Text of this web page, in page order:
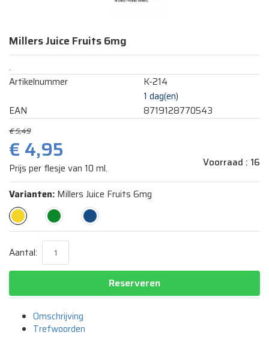
Millers Juice Fruits 6mg
.
Artikelnummer
K-214
1 dag(en)
EAN
8719128770543
€ 5,49
€ 4,95
Prijs per flesje van 10 ml. Voorraad : 16
Varianten: Millers Juice Fruits 6mg
Aantal:
Reserveren
Omschrijving
Trefwoorden